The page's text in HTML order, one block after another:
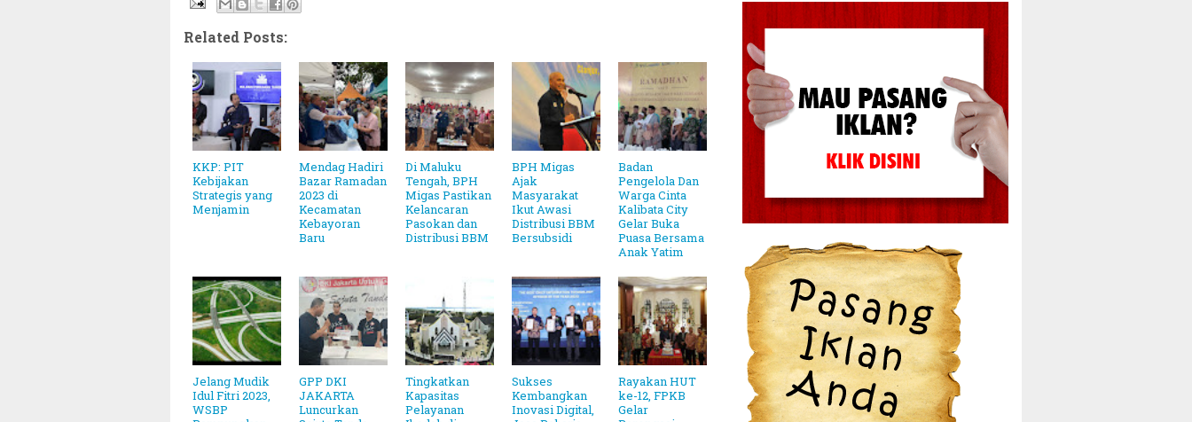
Related Posts:
KKP: PIT
Kebijakan
Strategis yang
Menjamin
Mendag Hadiri
Bazar Ramadan
2023 di
Kecamatan
Kebayoran
Baru
Di Maluku
Tengah, BPH
Migas Pastikan
Kelancaran
Pasokan dan
Distribusi BBM
BPH Migas
Ajak
Masyarakat
Ikut Awasi
Distribusi BBM
Bersubsidi
Badan
Pengelola Dan
Warga Cinta
Kalibata City
Gelar Buka
Puasa Bersama
Anak Yatim
Jelang Mudik
Idul Fitri 2023,
WSBP
GPP DKI
JAKARTA
Luncurkan
Tingkatkan
Kapasitas
Pelayanan
Sukses
Kembangkan
Inovasi Digital,
Rayakan HUT
ke-12, FPKB
Gelar